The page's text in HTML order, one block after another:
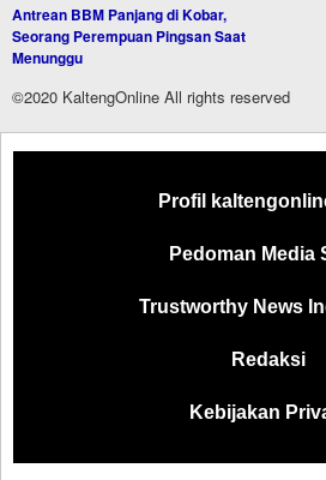
Antrean BBM Panjang di Kobar,
Seorang Perempuan Pingsan Saat
Menunggu
©2020 KaltengOnline All rights reserved
Profil
Pedoman Media
Trustworthy News
Redaksi
Kebijakan